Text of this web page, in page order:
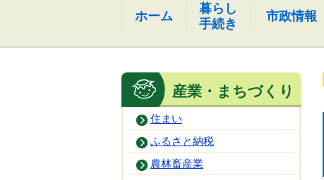
ホーム
暮らし
手続き
市政情報
産業・まちづくり
住まい
ふるさと納税
農林畜産業